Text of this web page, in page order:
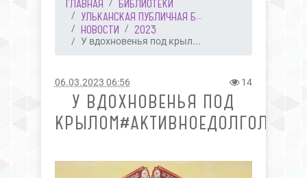
ГЛАВНАЯ
БИБЛИОТЕКИ
УЛЬКАНСКАЯ ПУБЛИЧНАЯ Б...
НОВОСТИ
2023
У вдохновенья под крыл...
06.03.2023 06:56 14
У ВДОХНОВЕНЬЯ ПОД
КРЫЛОМ#АКТИВНОЕДОЛГОЛЕТИЕ